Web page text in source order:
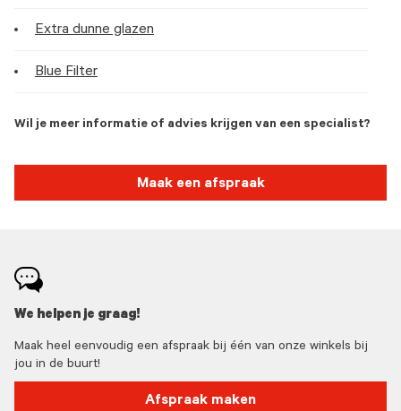
Extra dunne glazen
Blue Filter
Wil je meer informatie of advies krijgen van een specialist?
Maak een afspraak
We helpen je graag!
Maak heel eenvoudig een afspraak bij één van onze winkels bij
jou in de buurt!
Afspraak maken